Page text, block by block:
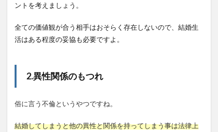
ントを考えましょう。
全ての価値観が合う相手はおそらく存在しないので、結婚生
活はある程度の妥協も必要ですよ。
2.異性関係のもつれ
俗に言う不倫というやつですね。
結婚してしまうと他の異性と関係を持ってしまう事は法律上